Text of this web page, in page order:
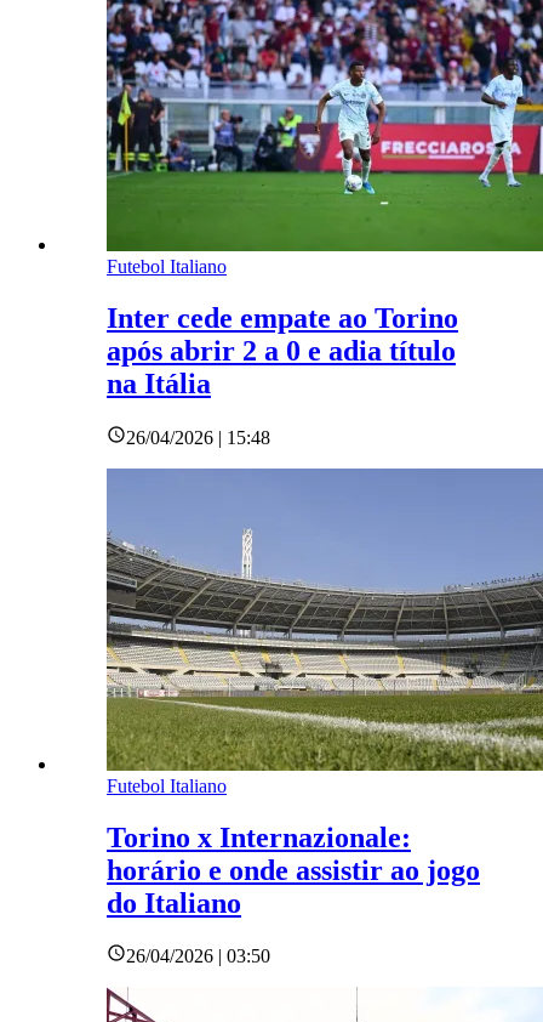
Futebol Italiano
Inter cede empate ao Torino
após abrir 2 a 0 e adia título
na Itália
26/04/2026 | 15:48
Futebol Italiano
Torino x Internazionale:
horário e onde assistir ao jogo
do Italiano
26/04/2026 | 03:50